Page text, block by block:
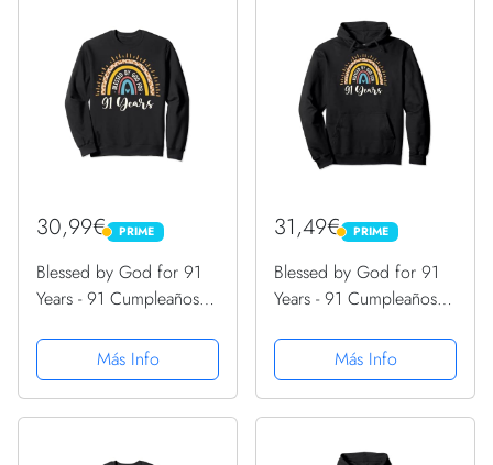
30,99€ PRIME
PRIME
Blessed by God for 91
Years - 91 Cumpleaños
Más Info
31,49€ PRIME
PRIME
Blessed by God for 91
Years - 91 Cumpleaños
CapuchaMás Info